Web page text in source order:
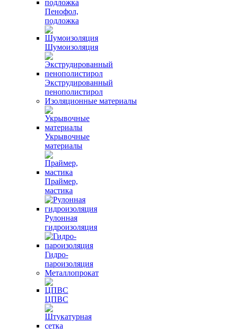
Пенофол,
подложка
Шумоизоляция
Экструдированный
пенополистирол
Изоляционные материалы
Укрывочные
материалы
Праймер,
мастика
Рулонная
гидроизоляция
Гидро-
пароизоляция
Металлопрокат
ЦПВС